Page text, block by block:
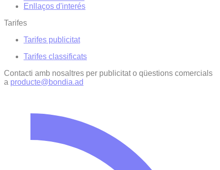
Enllaços d'interés
Tarifes
Tarifes publicitat
Tarifes classificats
Contacti amb nosaltres per publicitat o qüestions comercials
a producte@bondia.ad